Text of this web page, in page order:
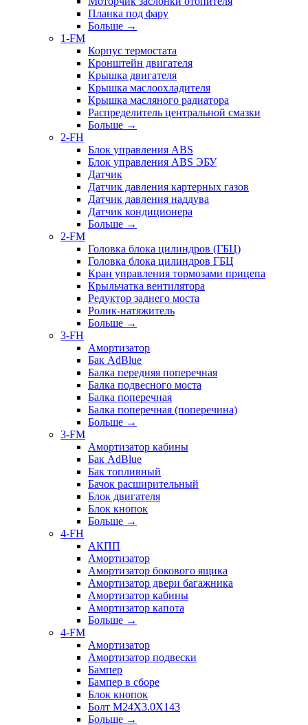
Планка под фару
Больше →
1-FM
Корпус термостата
Кронштейн двигателя
Крышка двигателя
Крышка маслоохладителя
Крышка масляного радиатора
Распределитель центральной смазки
Больше →
2-FH
Блок управления ABS
Блок управления ABS ЭБУ
Датчик
Датчик давления картерных газов
Датчик давления наддува
Датчик кондиционера
Больше →
2-FM
Головка блока цилиндров (ГБЦ)
Головка блока цилиндров ГБЦ
Кран управления тормозами прицепа
Крыльчатка вентилятора
Редуктор заднего моста
Ролик-натяжитель
Больше →
3-FH
Амортизатор
Бак AdBlue
Балка передняя поперечная
Балка подвесного моста
Балка поперечная
Балка поперечная (поперечина)
Больше →
3-FM
Амортизатор кабины
Бак AdBlue
Бак топливный
Бачок расширительный
Блок двигателя
Блок кнопок
Больше →
4-FH
АКПП
Амортизатор
Амортизатор бокового ящика
Амортизатор двери багажника
Амортизатор кабины
Амортизатор капота
Больше →
4-FM
Амортизатор
Амортизатор подвески
Бампер
Бампер в сборе
Блок кнопок
Болт M24X3.0X143
Больше →